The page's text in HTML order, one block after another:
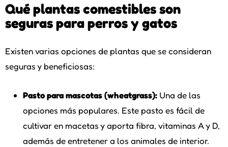
Qué plantas comestibles son
seguras para perros y gatos
Existen varias opciones de plantas que se consideran
seguras y beneficiosas:
Pasto para mascotas (wheatgrass): Una de las
opciones más populares. Este pasto es fácil de
cultivar en macetas y aporta fibra, vitaminas A y D,
además de entretener a los animales de interior.